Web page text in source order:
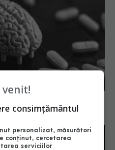
venit!
consimțământul
personalizat, măsurători
conținut, cercetarea
serviciilor